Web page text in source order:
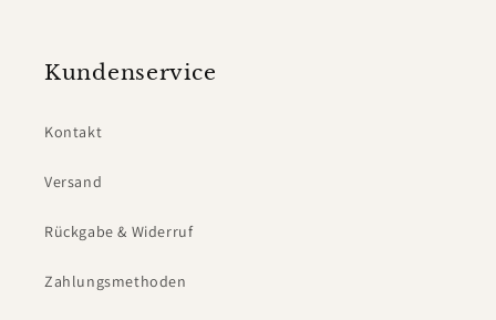
Kundenservice
Kontakt
Versand
Rückgabe & Widerruf
Zahlungsmethoden